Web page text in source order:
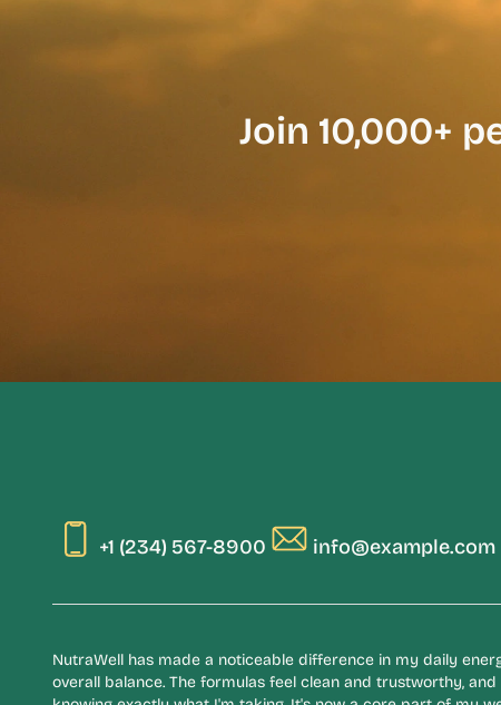
Join 10,000+
+1 (234) 567-8900 info@example.com
NutraWell has made a noticeable difference in my daily
overall balance. The formulas feel clean and trustworthy, and